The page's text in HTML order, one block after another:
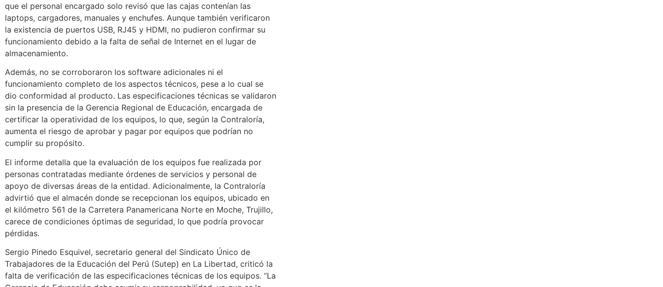
que el personal encargado solo revisó que las cajas contenían las
laptops, cargadores, manuales y enchufes. Aunque también verificaron
la existencia de puertos USB, RJ45 y HDMI, no pudieron confirmar su
funcionamiento debido a la falta de señal de Internet en el lugar de
almacenamiento.
Además, no se corroboraron los software adicionales ni el
funcionamiento completo de los aspectos técnicos, pese a lo cual se
dio conformidad al producto. Las especificaciones técnicas se validaron
sin la presencia de la Gerencia Regional de Educación, encargada de
certificar la operatividad de los equipos, lo que, según la Contraloría,
aumenta el riesgo de aprobar y pagar por equipos que podrían no
cumplir su propósito.
El informe detalla que la evaluación de los equipos fue realizada por
personas contratadas mediante órdenes de servicios y personal de
apoyo de diversas áreas de la entidad. Adicionalmente, la Contraloría
advirtió que el almacén donde se recepcionan los equipos, ubicado en
el kilómetro 561 de la Carretera Panamericana Norte en Moche, Trujillo,
carece de condiciones óptimas de seguridad, lo que podría provocar
pérdidas.
Sergio Pinedo Esquivel, secretario general del Sindicato Único de
Trabajadores de la Educación del Perú (Sutep) en La Libertad, criticó la
falta de verificación de las especificaciones técnicas de los equipos. “La